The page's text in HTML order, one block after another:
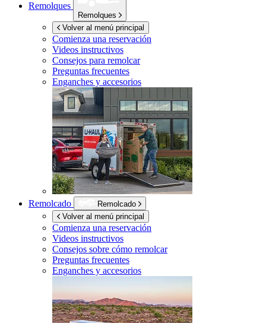
Remolques
Remolques
Volver al menú principal
Comienza una reservación
Videos instructivos
Consejos para remolcar
Preguntas frecuentes
Enganches y accesorios
Remolcado
Remolcado
Volver al menú principal
Comienza una reservación
Videos instructivos
Consejos sobre cómo remolcar
Preguntas frecuentes
Enganches y accesorios